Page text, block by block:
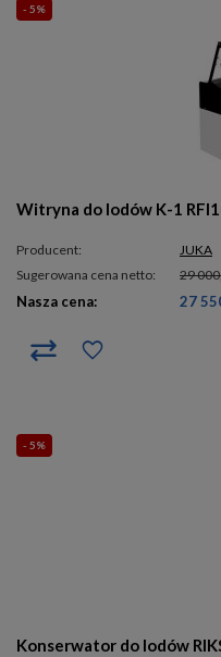
- 5%
Witryna do lodów K-1
Producent:
JUKA
Sugerowana cena netto:
29
Nasza cena: 27
- 5%
Konserwator do lodów